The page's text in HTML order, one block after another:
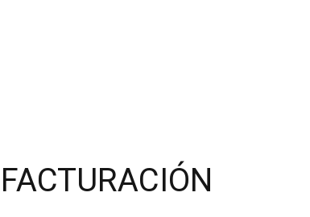
FACTURACIÓN